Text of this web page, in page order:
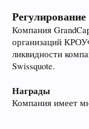
Регулирование
Компания
организаций
ликвидности
Swissquote.
Награды
Компания имеет